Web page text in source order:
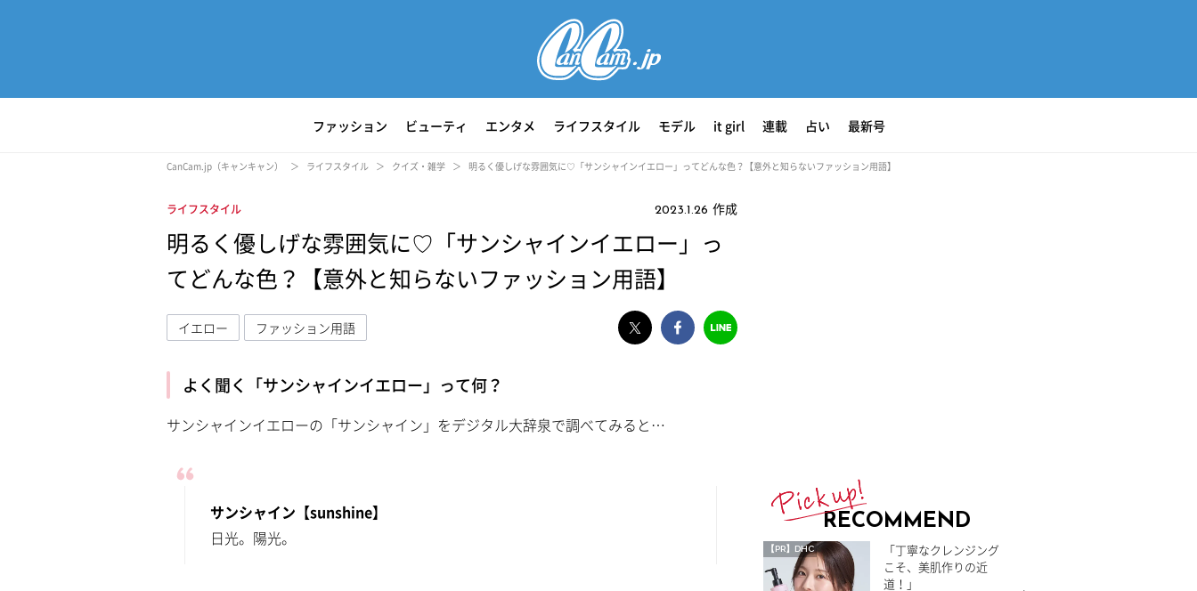
ファッション ビューティ エンタメ ライフスタイル モデル it girl 連載 占い 最新号
CanCam.jp（キャンキャン） ライフスタイル クイズ・雑学 明るく優しげな雰囲気に♡「サンシャインイエロー」ってどんな色？【意外と知らないファッション用語】
ライフスタイル 2023.1.26 作成
明るく優しげな雰囲気に♡「サンシャインイエロー」っ
てどんな色？【意外と知らないファッション用語】
イエロー ファッション用語
U
u
t
/
L
o
e
2
%
よく聞く「サンシャインイエロー」って何？
サンシャインイエローの「サンシャイン」をデジタル大辞泉で調べてみると…
サンシャイン【sunshine】
日光。陽光。
RECOMMEND
【PR】DHC
「丁寧なクレンジング
こそ、美肌作りの近
道！」